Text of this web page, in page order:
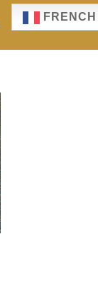
FRENCH